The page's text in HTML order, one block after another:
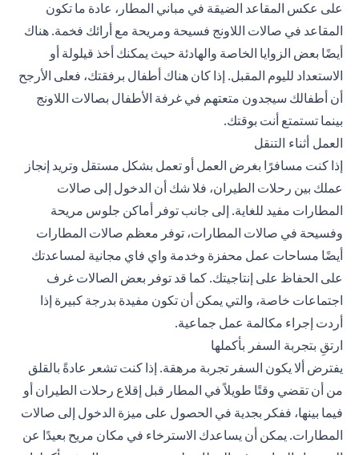
على عكس المقاعد الضيقة في مباني المطار، عادة ما تكون
المقاعد في صالات اللاونج فسيحة ومريحة مع أرائك فخمة. هناك
أيضًا بعض الزوايا الخاصة والهادئة حيث يمكنك أخذ قيلولة أو
الاستعداد لليوم المقبل. إذا كان هناك أطفال برفقتك، فعلى الأرجح
أن أطفالك سيجدون متعتهم في غرفة الأطفال بصالات اللاونج
بينما تستمتع أنت بوقتك.
العمل أثناء التنقل
إذا كنت مسافرًا بغرض العمل أو تعمل بشكل مستقل وتريد إنجاز
عملك بين رحلات الطيران، فلا شك أن الدخول إلى صالات
المطارات مفيد للغاية. إلى جانب توفر أماكن جلوس مريحة
وفسيحة في صالات المطارات، توفر معظم صالات المطارات
أيضًا مساحات عمل محفزة وخدمة واي فاي مجانية لمساعدتك
على الحفاظ على إنتاجيتك. كما قد توفر بعض الصالات غرف
اجتماعات خاصة، والتي يمكن أن تكون مفيدة بدرجة كبيرة إذا
أردت إجراء مكالمة عمل جماعية.
ارتقِ بتجربة السفر بأكملها
يفترض ألا يكون السفر تجربة مرهقة. إذا كنت تشعر عادةً بالقلق
من أن تقضي وقتًا طويلاً في المطار قبل إقلاع رحلات الطيران أو
فيما بينها، ففكر بجدية في الحصول على ميزة الدخول إلى صالات
المطارات. يمكن أن يساعدك الاسترخاء في مكان مريح بعيدًا عن